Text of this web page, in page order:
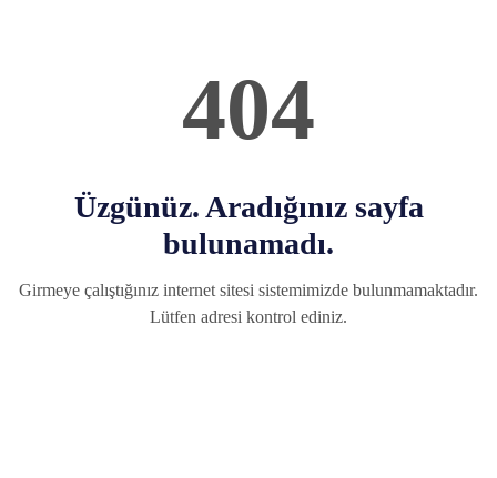
404
Üzgünüz. Aradığınız sayfa
bulunamadı.
Girmeye çalıştığınız internet sitesi sistemimizde bulunmamaktadır.
Lütfen adresi kontrol ediniz.